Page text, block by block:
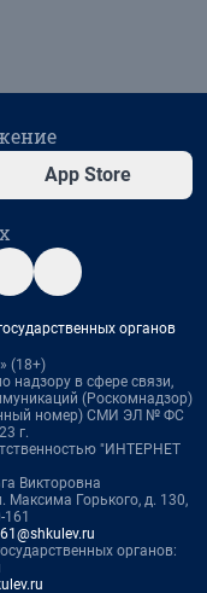
App Store
органов
(18+)
надзору в сфере связи,
(Роскомнадзор)
номер) СМИ ЭЛ № ФС
г.
"ИНТЕРНЕТ
Викторовна
Максима Горького, д. 130,
органов: